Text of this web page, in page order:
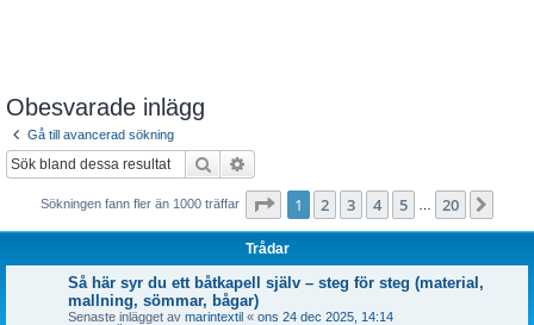
Obesvarade inlägg
Gå till avancerad sökning
Sök
Sökningen fann fler än 1000 träffar Sida av 20
1 2 3 4 5 20
Trådar
Så här syr du ett båtkapell själv – steg för steg (material,
mallning, sömmar, bågar)
Senaste inlägget av marintextil « ons 24 dec 2025, 14:14